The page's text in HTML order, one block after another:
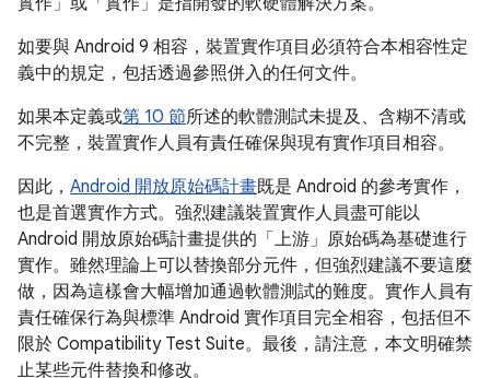
如要與 Android 9 相容，裝置實作項目必須符合本相容性定
義中的規定，包括透過參照併入的任何文件。
如果本定義或第 10 節所述的軟體測試未提及、含糊不清或
不完整，裝置實作人員有責任確保與現有實作項目相容。
因此， Android 開放原始碼計畫既是 Android 的參考實作，
也是首選實作方式。強烈建議裝置實作人員盡可能以
Android 開放原始碼計畫提供的「上游」原始碼為基礎進行
實作。雖然理論上可以替換部分元件，但強烈建議不要這麼
做，因為這樣會大幅增加通過軟體測試的難度。實作人員有
責任確保行為與標準 Android 實作項目完全相容，包括但不
限於 Compatibility Test Suite。最後，請注意，本文明確禁
止某些元件替換和修改。